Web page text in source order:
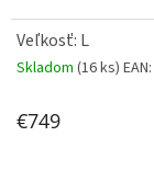
Veľkosť: L
Skladom (16 ks) EAN:
€749